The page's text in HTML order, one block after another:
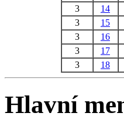
3
14
3
15
3
16
3
17
3
18
Hlavní